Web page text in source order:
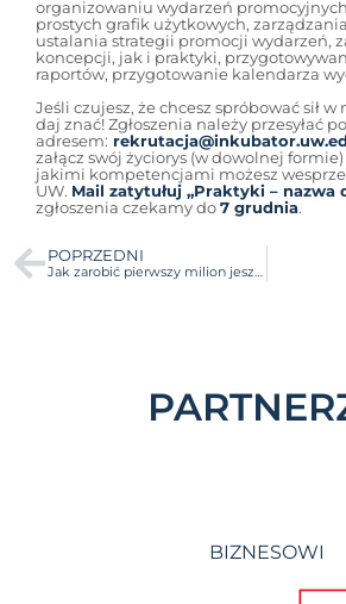
organizowaniu wydarzeń
prostych grafik użytkowych,
ustalania strategii promocji wydarzeń,
koncepcji, jak i praktyki,
raportów, przygotowanie kalendarza
Jeśli czujesz, że chcesz spróbować sił w
daj znać! Zgłoszenia należy przesyłać
adresem:
załącz swój życiorys (w dowolnej
jakimi kompetencjami możesz
UW. Mail zatytułuj „Praktyki – nazwa
zgłoszenia czekamy do 7 grudnia.
POPRZEDNI
Jak zarobić pierwszy milion jeszcze na studiach? – spotkanie „Dzień Dobry Biznes”
BIZNESOWI